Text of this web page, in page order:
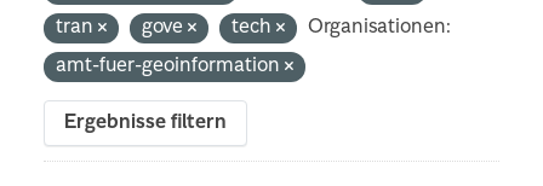
tran
gove tech
Organisationen:
amt-fuer-geoinformation
Ergebnisse filtern